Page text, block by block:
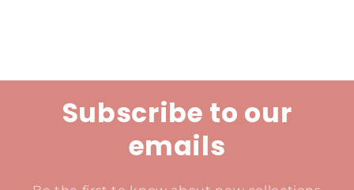
Subscribe to our
emails